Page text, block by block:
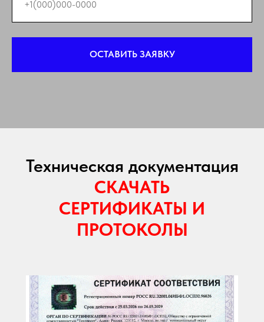
ОСТАВИТЬ ЗАЯВКУ
Техническая документация
СКАЧАТЬ
СЕРТИФИКАТЫ И
ПРОТОКОЛЫ